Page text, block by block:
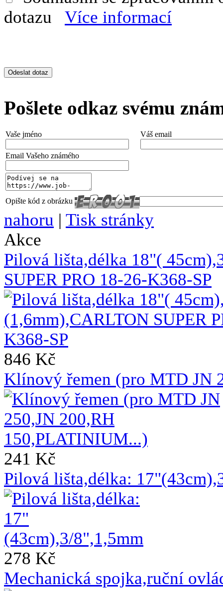
dotazu
Více informací
Pošlete odkaz svému
Vaše jméno Váš email
Email Vašeho známého
Opište kód z obrázku
nahoru | Tisk stránky
Akce
Pilová lišta,délka 18"(
SUPER PRO 18-26-K368-SP
846 Kč
Klínový řemen (pro MTD JN
241 Kč
Pilová lišta,délka:
278 Kč
Mechanická spojka,ruční